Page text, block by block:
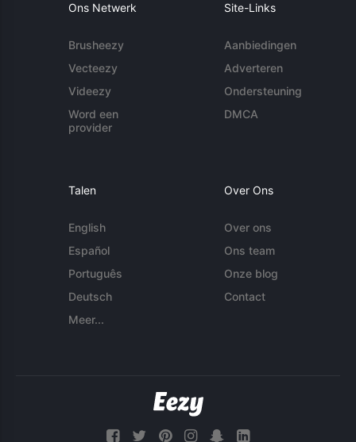
Ons Netwerk
Brusheezy
Vecteezy
Videezy
Word een
provider
Site-Links
Aanbiedingen
Adverteren
Ondersteuning
DMCA
Talen
English
Español
Português
Deutsch
Meer...
Over Ons
Over ons
Ons team
Onze blog
Contact